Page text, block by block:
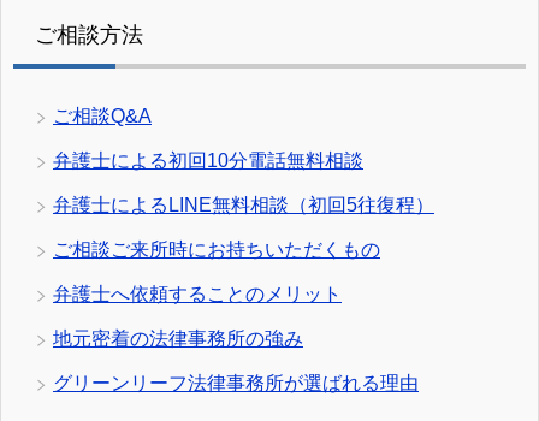
ご相談方法
ご相談Q&A
弁護士による初回10分電話無料相談
弁護士によるLINE無料相談（初回5往復程）
ご相談ご来所時にお持ちいただくもの
弁護士へ依頼することのメリット
地元密着の法律事務所の強み
グリーンリーフ法律事務所が選ばれる理由